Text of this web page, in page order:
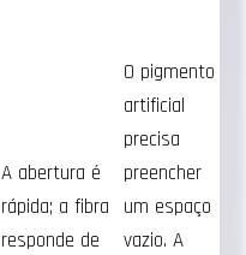
A abertura é
rápida; a fibra
responde de
O pigmento
artificial
precisa
preencher
um espaço
vazio. A